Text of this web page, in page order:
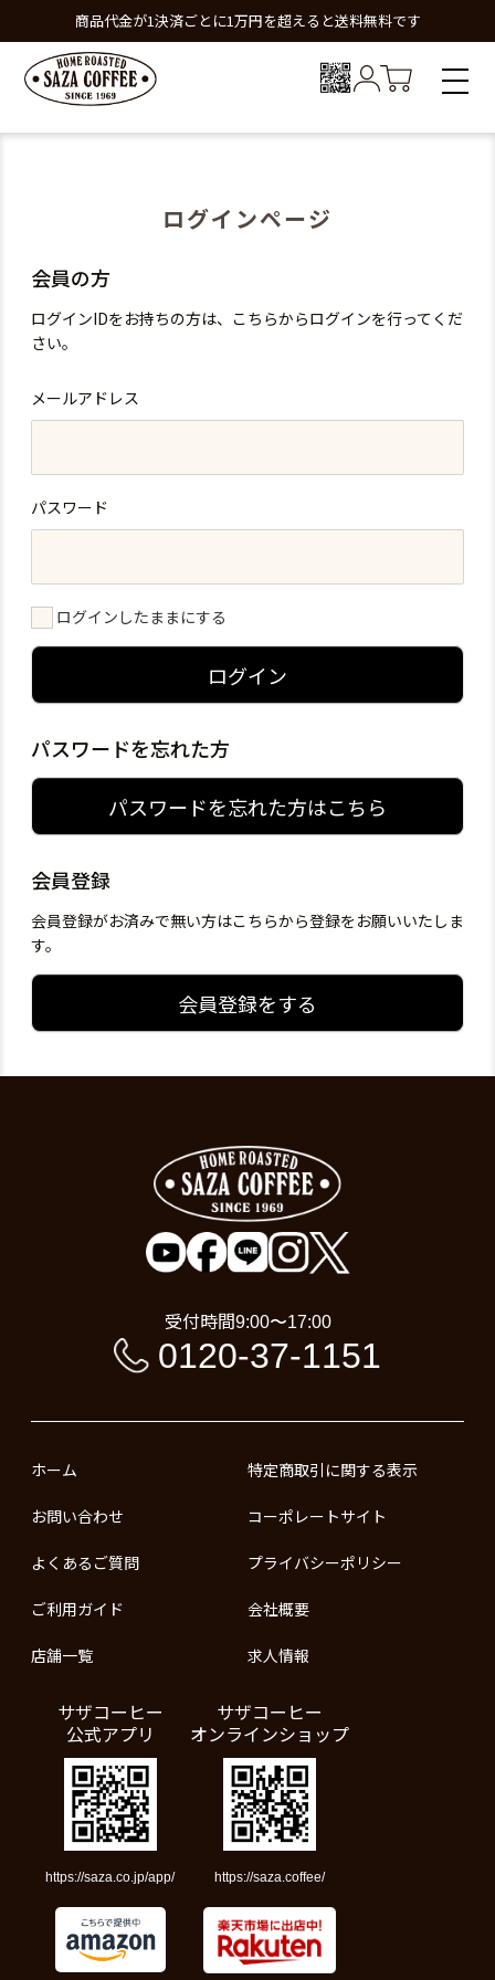
商品代金が1決済ごとに1万円を超えると送料無料です
ログインページ
会員の方
ログインIDをお持ちの方は、こちらからログインを行ってくだ
さい。
メールアドレス
パスワード
ログインしたままにする
ログイン
パスワードを忘れた方
パスワードを忘れた方はこちら
会員登録
会員登録がお済みで無い方はこちらから登録をお願いいたしま
す。
会員登録をする
受付時間9:00〜17:00
0120-37-1151
ホーム
お問い合わせ
よくあるご質問
ご利用ガイド
店舗一覧
特定商取引に関する表示
コーポレートサイト
プライバシーポリシー
会社概要
求人情報
サザコーヒー
公式アプリ
https://saza.co.jp/app/
サザコーヒー
オンラインショップ
https://saza.coffee/